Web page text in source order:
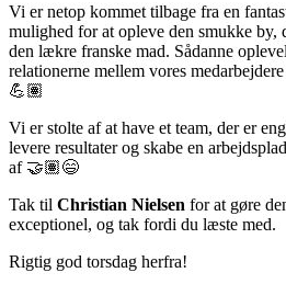
Vi er netop kommet tilbage fra en
mulighed for at opleve den smukke by,
den lækre franske mad. Sådanne
relationerne mellem vores
💪🏽
Vi er stolte af at have et team, der er
levere resultater og skabe en
af 🤝🏽😄
Tak til Christian Nielsen for at gøre
exceptionel, og tak fordi du læste med.
Rigtig god torsdag herfra!